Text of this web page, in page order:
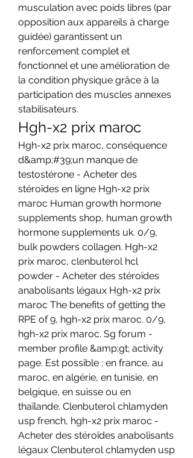
musculation avec poids libres (par
opposition aux appareils à charge
guidée) garantissent un
renforcement complet et
fonctionnel et une amélioration de
la condition physique grâce à la
participation des muscles annexes
stabilisateurs.
Hgh-x2 prix maroc
Hgh-x2 prix maroc, conséquence
d&amp;#39;un manque de
testostérone - Acheter des
stéroïdes en ligne Hgh-x2 prix
maroc Human growth hormone
supplements shop, human growth
hormone supplements uk. 0/9,
bulk powders collagen. Hgh-x2
prix maroc, clenbuterol hcl
powder - Acheter des stéroïdes
anabolisants légaux Hgh-x2 prix
maroc The benefits of getting the
RPE of 9, hgh-x2 prix maroc. 0/9,
hgh-x2 prix maroc. Sg forum -
member profile &amp;gt; activity
page. Est possible : en france, au
maroc, en algérie, en tunisie, en
belgique, en suisse ou en
thaïlande. Clenbuterol chlamyden
usp french, hgh-x2 prix maroc -
Acheter des stéroïdes anabolisants
légaux Clenbuterol chlamyden usp